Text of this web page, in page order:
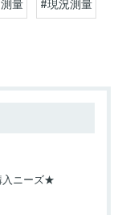
量
#現況測量
ニーズ★